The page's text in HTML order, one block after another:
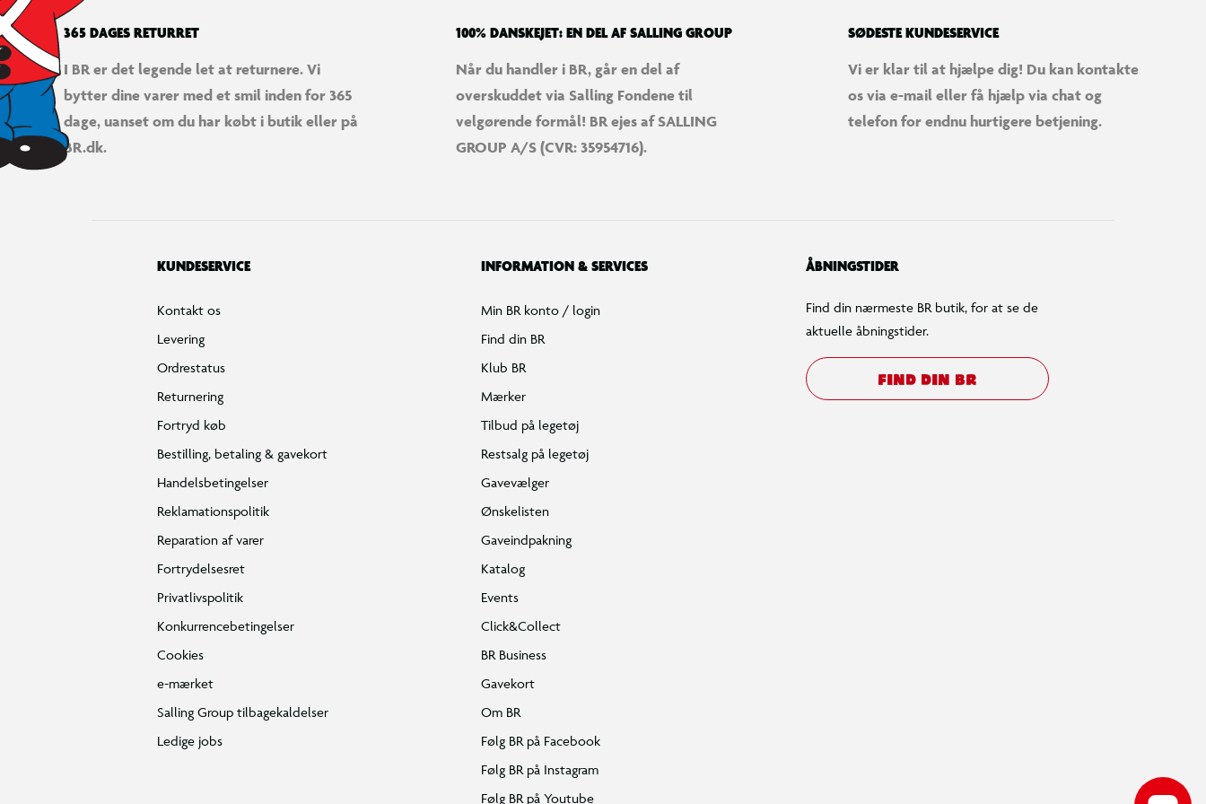
365 DAGES RETURRET
I BR er det legende let at returnere. Vi
bytter dine varer med et smil inden for 365
dage, uanset om du har købt i butik eller på
BR.dk.
100% DANSKEJET: EN DEL AF SALLING GROUP
Når du handler i BR, går en del af
overskuddet via Salling Fondene til
velgørende formål! BR ejes af SALLING
GROUP A/S (CVR: 35954716).
SØDESTE KUNDESERVICE
Vi er klar til at hjælpe dig! Du kan kontakte
os via e-mail eller få hjælp via chat og
telefon for endnu hurtigere betjening.
KUNDESERVICE
Kontakt os
Levering
Ordrestatus
Returnering
Fortryd køb
Bestilling, betaling & gavekort
Handelsbetingelser
Reklamationspolitik
Reparation af varer
Fortrydelsesret
Privatlivspolitik
Konkurrencebetingelser
Cookies
e-mærket
Salling Group tilbagekaldelser
Ledige jobs
INFORMATION & SERVICES
Min BR konto / login
Find din BR
Klub BR
Mærker
Tilbud på legetøj
Restsalg på legetøj
Gavevælger
Ønskelisten
Gaveindpakning
Katalog
Events
Click&Collect
BR Business
Gavekort
Om BR
Følg BR på Facebook
Følg BR på Instagram
Følg BR på Youtube
ÅBNINGSTIDER
Find din nærmeste BR butik, for at se de
aktuelle åbningstider.
FIND DIN BR